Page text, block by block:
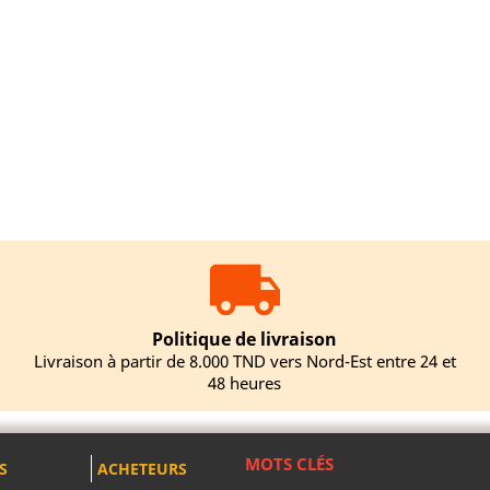
Politique de livraison
Livraison à partir de 8.000 TND vers Nord-Est entre 24 et
48 heures
ACHETEURS MOTS CLÉS